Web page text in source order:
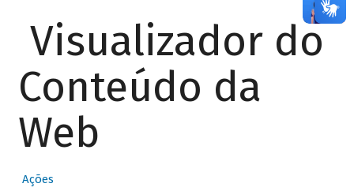
Visualizador do
Conteúdo da
Web
Ações